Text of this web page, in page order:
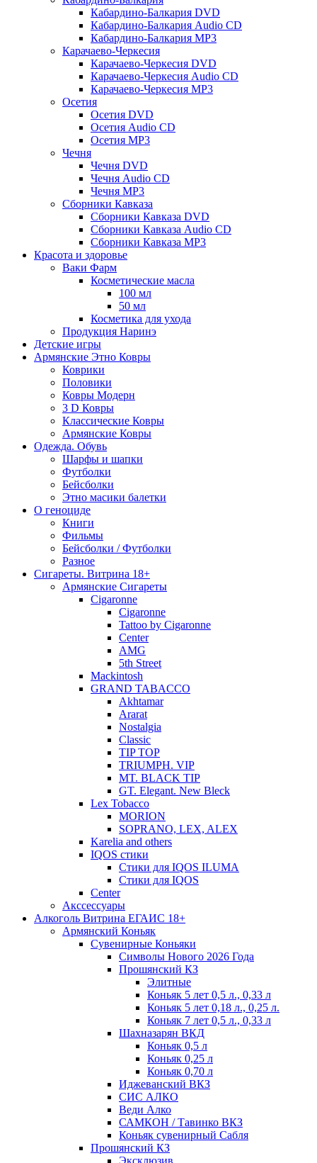
Кабардино-Балкария DVD
Кабардино-Балкария Audio CD
Кабардино-Балкария MP3
Карачаево-Черкесия
Карачаево-Черкесия DVD
Карачаево-Черкесия Audio CD
Карачаево-Черкесия MP3
Осетия
Осетия DVD
Осетия Audio CD
Осетия MP3
Чечня
Чечня DVD
Чечня Audio CD
Чечня MP3
Сборники Кавказа
Сборники Кавказа DVD
Сборники Кавказа Audio CD
Сборники Кавказа MP3
Красота и здоровье
Ваки Фарм
Косметические масла
100 мл
50 мл
Косметика для ухода
Продукция Наринэ
Детские игры
Армянские Этно Ковры
Коврики
Половики
Ковры Модерн
3 D Ковры
Классические Ковры
Армянские Ковры
Одежда. Обувь
Шарфы и шапки
Футболки
Бейсболки
Этно масики балетки
О геноциде
Книги
Фильмы
Бейсболки / Футболки
Разное
Сигареты. Витрина 18+
Армянские Сигареты
Cigaronne
Cigaronne
Tattoo by Cigaronne
Center
AMG
5th Street
Mackintosh
GRAND TABACCO
Akhtamar
Ararat
Nostalgia
Classic
TIP TOP
TRIUMPH. VIP
MT. BLACK TIP
GT. Elegant. New Bleck
Lex Tobacco
MORION
SOPRANO, LEX, ALEX
Karelia and others
IQOS стики
Стики для IQOS ILUMA
Стики для IQOS
Сenter
Акссессуары
Алкоголь Витрина ЕГАИС 18+
Армянский Коньяк
Сувенирные Коньяки
Символы Нового 2026 Года
Прошянский КЗ
Элитные
Коньяк 5 лет 0,5 л., 0,33 л
Коньяк 5 лет 0,18 л., 0,25 л.
Коньяк 7 лет 0,5 л., 0,33 л
Шахназарян ВКД
Коньяк 0,5 л
Коньяк 0,25 л
Коньяк 0,70 л
Иджеванский ВКЗ
СИС АЛКО
Веди Алко
САМКОН / Тавинко ВКЗ
Коньяк сувенирный Сабля
Прошянский КЗ
Эксклюзив